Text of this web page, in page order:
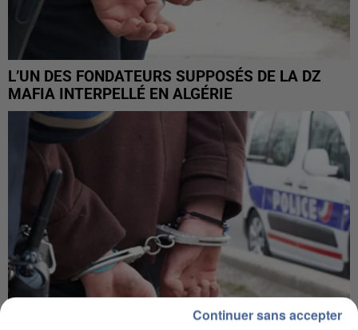
L’UN DES FONDATEURS SUPPOSÉS DE LA DZ
MAFIA INTERPELLÉ EN ALGÉRIE
Continuer sans accepter